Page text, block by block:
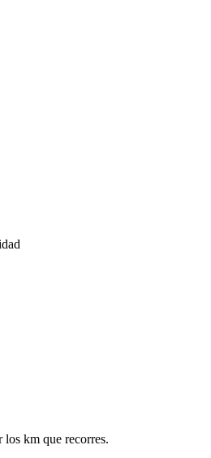
los km que recorres.